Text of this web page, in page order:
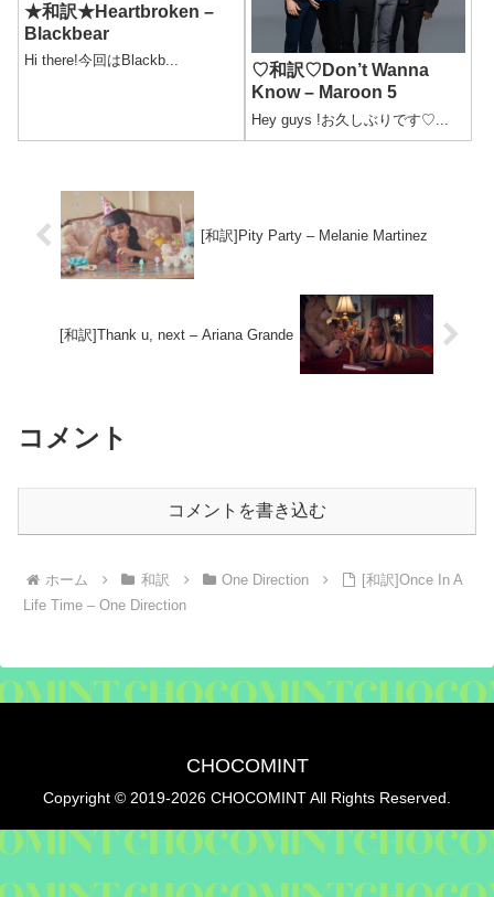
★和訳★Heartbroken –
Blackbear
Hi there!今回はBlackb...
♡和訳♡Don’t Wanna
Know – Maroon 5
Hey guys !お久しぶりです♡...
[和訳]Pity Party – Melanie Martinez
[和訳]Thank u, next – Ariana Grande
コメント
コメントを書き込む
ホーム 和訳 One Direction
[和訳]Once In A
Life Time – One Direction
CHOCOMINT
Copyright © 2019-2026 CHOCOMINT All Rights Reserved.